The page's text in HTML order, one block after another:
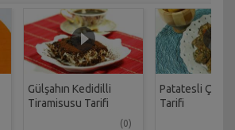
Gülşahın Kedidilli
Tiramisusu Tarifi
(0)
Patatesli Çıtır
Tarifi